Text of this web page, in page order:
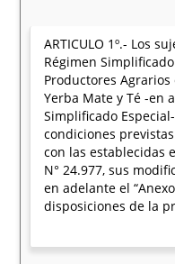
ARTICULO 1º.- Los
Régimen
Productores Agrarios
Yerba Mate y Té -en
Simplificado
condiciones
con las establecidas
N° 24.977, sus
en adelante el
disposiciones de la